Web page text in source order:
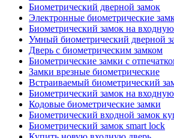
Биометрический дверной замок
Электронные биометрические
Биометрический замок на
Умный биометрический дверной
Дверь с биометрическим замком
Биометрические замки с
Замки врезные биометрические
Встраиваемый биометрический
Биометрический замок на
Кодовые биометрические замки
Биометрический входной замок
Биометрический замок smart lock